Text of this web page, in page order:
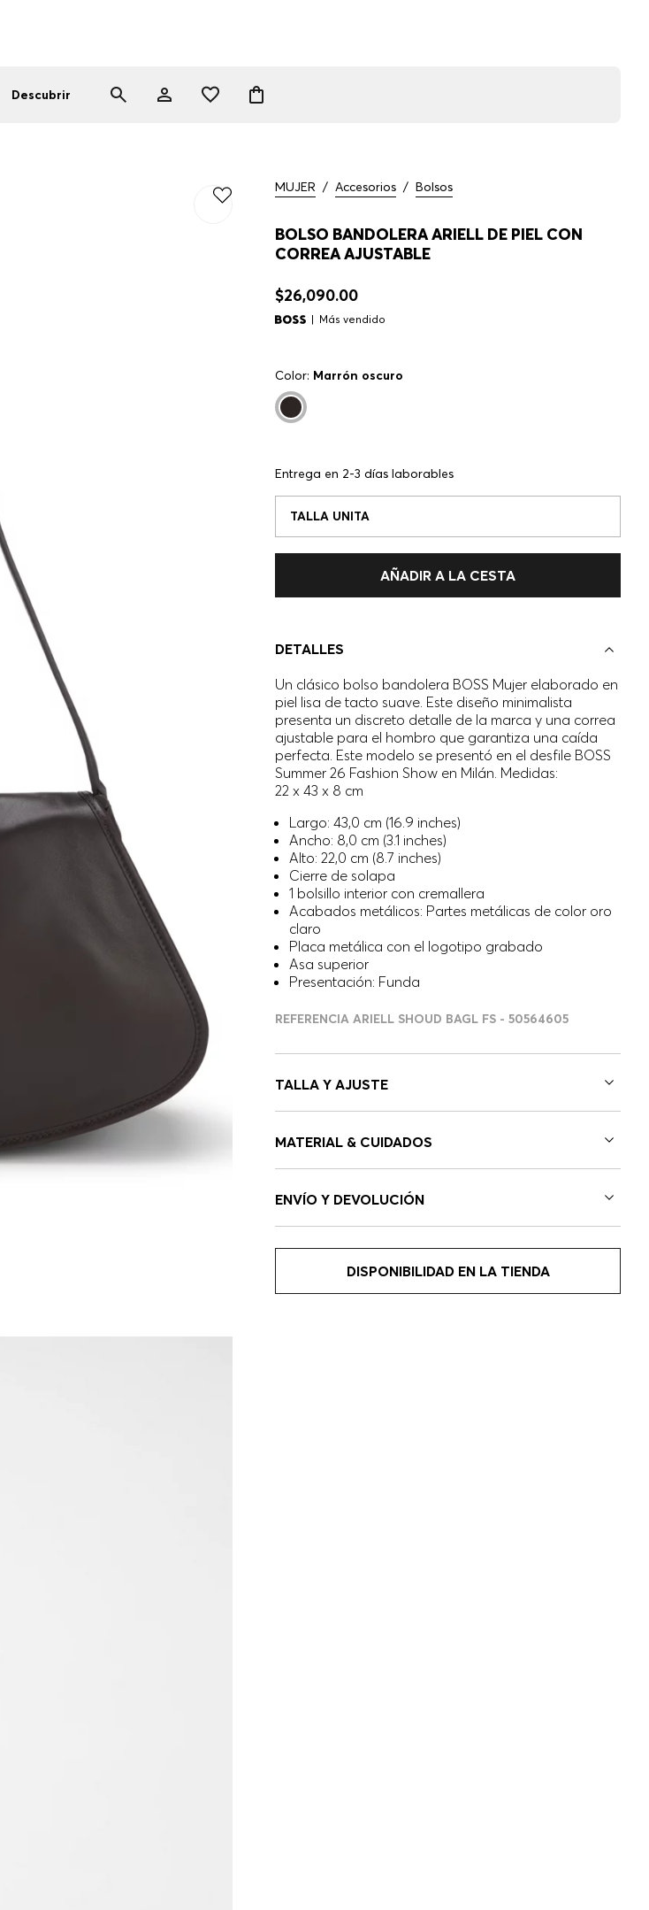
Descubrir
MUJER / Accesorios / Bolsos
BOLSO BANDOLERA ARIELL DE PIEL CON
CORREA AJUSTABLE
$26,090.00
Más vendido
Color: Marrón oscuro
Entrega en 2-3 días laborables
TALLA UNITA
AÑADIR A LA CESTA
DETALLES
Un clásico bolso bandolera BOSS Mujer elaborado en
piel lisa de tacto suave. Este diseño minimalista
presenta un discreto detalle de la marca y una correa
ajustable para el hombro que garantiza una caída
perfecta. Este modelo se presentó en el desfile BOSS
Summer 26 Fashion Show en Milán. Medidas:
22 x 43 x 8 cm
Largo: 43,0 cm (16.9 inches)
Ancho: 8,0 cm (3.1 inches)
Alto: 22,0 cm (8.7 inches)
Cierre de solapa
1 bolsillo interior con cremallera
Acabados metálicos: Partes metálicas de color oro
claro
Placa metálica con el logotipo grabado
Asa superior
Presentación: Funda
REFERENCIA ARIELL SHOUD BAGL FS - 50564605
TALLA Y AJUSTE
MATERIAL & CUIDADOS
ENVÍO Y DEVOLUCIÓN
DISPONIBILIDAD EN LA TIENDA